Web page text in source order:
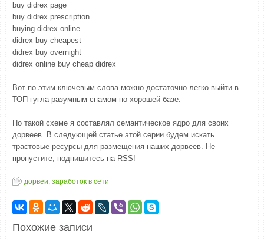
buy didrex page
buy didrex prescription
buying didrex online
didrex buy cheapest
didrex buy overnight
didrex online buy cheap didrex
Вот по этим ключевым слова можно достаточно легко выйти в
ТОП гугла разумным спамом по хорошей базе.
По такой схеме я составлял семантическое ядро для своих
дорвеев. В следующей статье этой серии будем искать
трастовые ресурсы для размещения наших дорвеев. Не
пропустите, подпишитесь на RSS!
дорвеи, заработок в сети
Похожие записи